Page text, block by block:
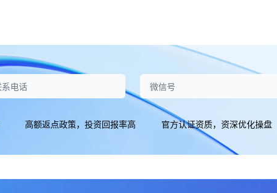
高额返点政策，投资回报率高 官方认证资质，资深优化操盘